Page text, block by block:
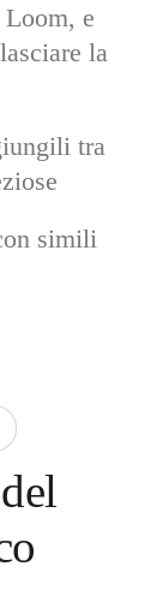
e
la
tra
simili